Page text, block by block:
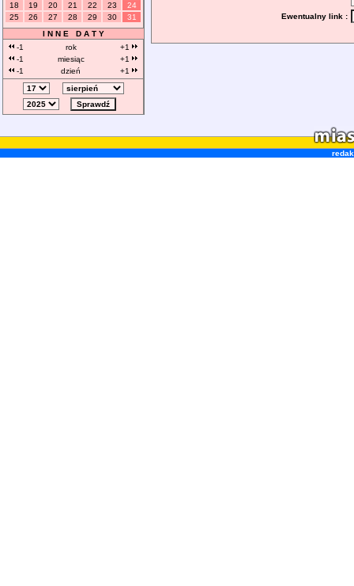
18
19 20 21 22 23
24
25
26 27 28 29 30
31
I N N E D A T Y
-1
rok
+1
-1
miesiąc
+1
-1
dzień +1
Ewentualny link :